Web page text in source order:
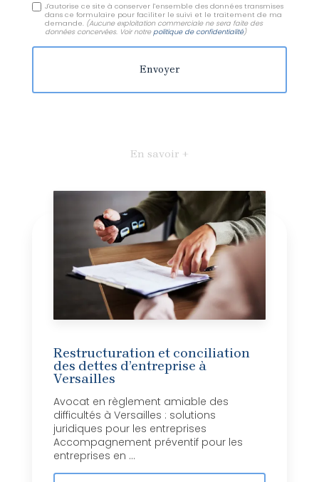
J'autorise ce site à conserver l'ensemble des données transmises
dans ce formulaire pour faciliter le suivi et le traitement de ma
demande. (Aucune exploitation commerciale ne sera faite des
données concervées. Voir notrepolitique de confidentialité)
En savoir +
Restructuration et conciliation
des dettes d’entreprise à
Versailles
Avocat en règlement amiable des
difficultés à Versailles : solutions
juridiques pour les entreprises
Accompagnement préventif pour les
entreprises en ...